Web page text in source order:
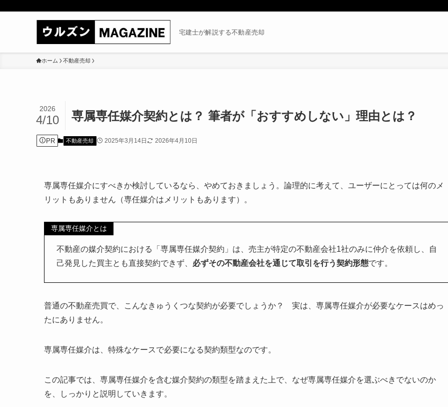
宅建士が解説する不動産売却
ホーム 不動産売却
専属専任媒介契約とは？ 筆者が「おすすめしない」理由とは？
2026
4/10
PR 不動産売却 2025年3月14日 2026年4月10日
専属専任媒介にすべきか検討しているなら、やめておきましょう。論理的に考えて、ユーザーにとっては何のメ
リットもありません（専任媒介はメリットもあります）。
専属専任媒介とは
不動産の媒介契約における「専属専任媒介契約」は、売主が特定の不動産会社1社のみに仲介を依頼し、自
己発見した買主とも直接契約できず、 必ずその不動産会社を通じて取引を行う契約形態です。
普通の不動産売買で、こんなきゅうくつな契約が必要でしょうか？ 実は、専属専任媒介が必要なケースはめっ
たにありません。
専属専任媒介は、特殊なケースで必要になる契約類型なのです。
この記事では、専属専任媒介を含む媒介契約の類型を踏まえた上で、なぜ専属専任媒介を選ぶべきでないのか
を、しっかりと説明していきます。